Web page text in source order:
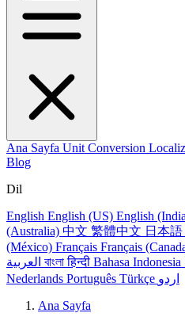
Ana Sayfa Unit Conversion
Blog
Dil
English English (US) English
(Australia) 中文 繁體中文 日本語
(México) Français Français
বাংলাहिन्दी Bahasa Indonesia
Nederlands Português Türkçe اردو
Ana Sayfa